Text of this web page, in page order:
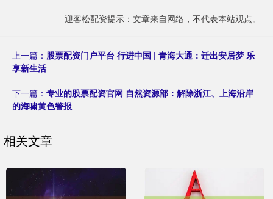
迎客松配资提示：文章来自网络，不代表本站观点。
上一篇： 股票配资门户平台 行进中国 | 青海大通：迁出安居梦 乐
享新生活
下一篇： 专业的股票配资官网 自然资源部：解除浙江、上海沿岸
的海啸黄色警报
相关文章